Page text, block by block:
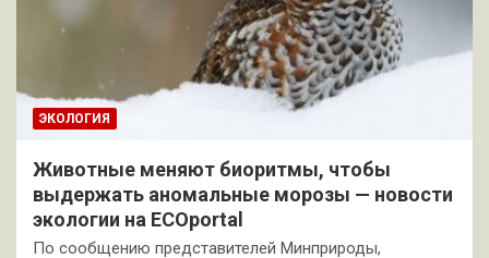
ЭКОЛОГИЯ
Животные меняют биоритмы, чтобы
выдержать аномальные морозы — новости
экологии на ECOportal
По сообщению представителей Минприроды,